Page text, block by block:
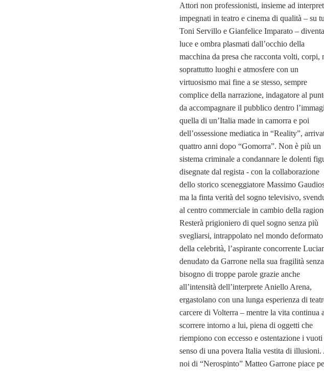
Attori non professionisti, insieme ad
impegnati in teatro e cinema di qualità – su
Toni Servillo e Gianfelice Imparato –
luce e ombra plasmati dall’occhio della
macchina da presa che racconta volti, corpi,
soprattutto luoghi e atmosfere con un
virtuosismo mai fine a se stesso, sempre
complice della narrazione, indagatore al
da accompagnare il pubblico dentro
quella di un’Italia made in camorra e poi
dell’ossessione mediatica in “Reality”,
quattro anni dopo “Gomorra”. Non è più un
sistema criminale a condannare le dolenti
disegnate dal regista - con la collaborazione
dello storico sceneggiatore Massimo
ma la finta verità del sogno televisivo,
al centro commerciale in cambio della
Resterà prigioniero di quel sogno senza più
svegliarsi, intrappolato nel mondo deformato
della celebrità, l’aspirante concorrente
denudato da Garrone nella sua fragilità senza
bisogno di troppe parole grazie anche
all’intensità dell’interprete Aniello Arena,
ergastolano con una lunga esperienza di
carcere di Volterra – mentre la vita continua a
scorrere intorno a lui, piena di oggetti che
riempiono con eccesso e ostentazione i vuoti
senso di una povera Italia vestita di illusioni.
noi di “Nerospinto” Matteo Garrone piace